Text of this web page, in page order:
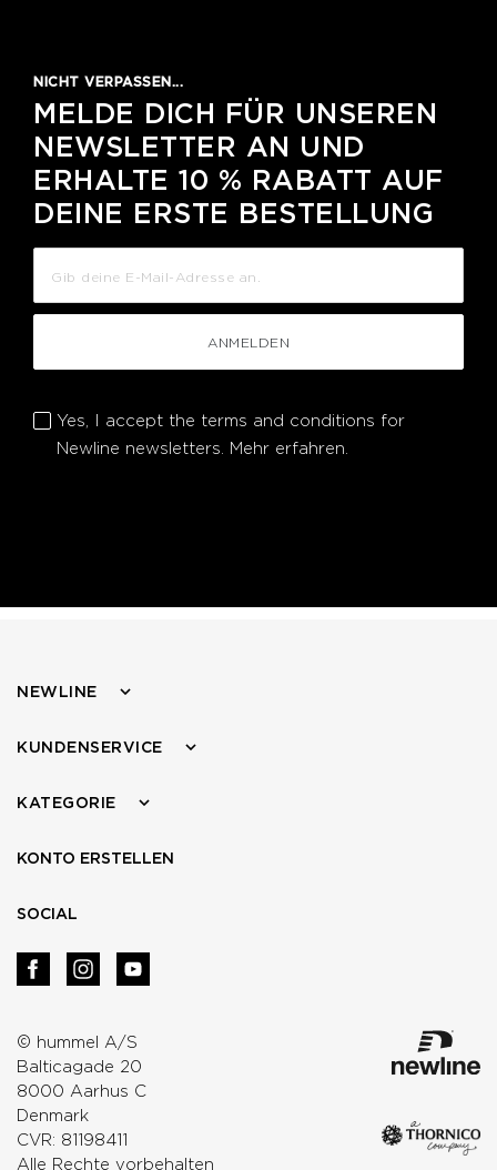
NICHT VERPASSEN...
MELDE DICH FÜR UNSEREN
NEWSLETTER AN UND
ERHALTE 10 % RABATT AUF
DEINE ERSTE BESTELLUNG
ANMELDEN
Yes, I accept the terms and conditions for
Newline newsletters. Mehr erfahren.
© hummel A/S
Balticagade 20
8000 Aarhus C
Denmark
CVR: 81198411
Alle Rechte vorbehalten
NEWLINE
KUNDENSERVICE
KATEGORIE
KONTO ERSTELLEN
SOCIAL